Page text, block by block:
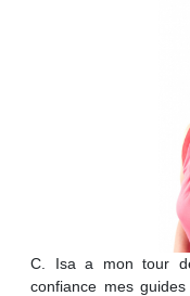
C. Isa a mon tour
confiance mes